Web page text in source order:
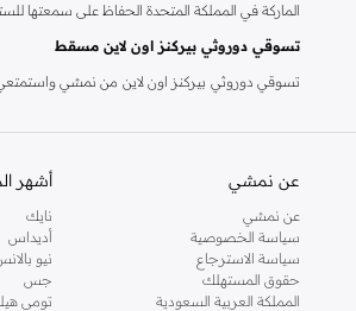
الماركة في المملكة المتحدة الحفاظ على سمعتها
تسوقي دوروثي بيركنز اون لاين مسقط
تسوقي دوروثي بيركنز اون لاين من نمشي
عن نمشي
عن نمشي
سياسة الخصوصية
سياسة الاسترجاع
حقوق المستهلك
المملكة العربية السعودية
أشهر
نايك
أديداس
نيو
جس
تومي